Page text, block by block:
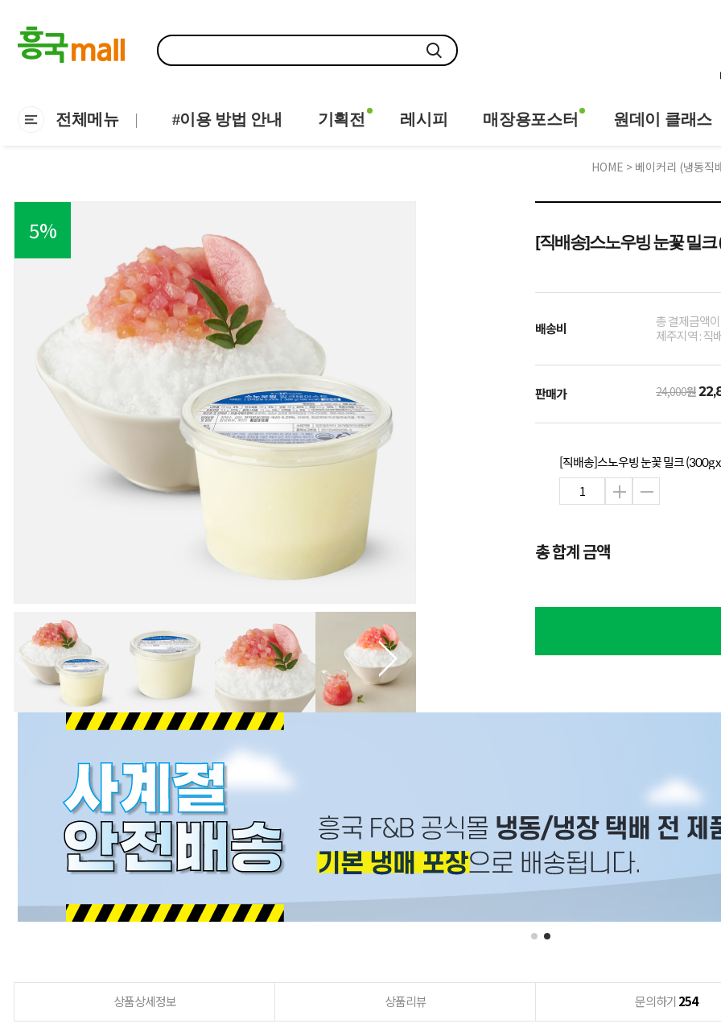
전체메뉴 #이용 방법 안내 기획전 레시피 매장용포스터 원데이 클래스
HOME > 베이커리 (냉동직
5% [직배송]스노우빙 눈꽃 밀크
배송비
총 결제금액
제주지역 : 직
판매가 24,000원
[직배송]스노우빙 눈꽃 밀크 (300g
총 합계 금액
상품상세정보 상품리뷰 문의하기 254